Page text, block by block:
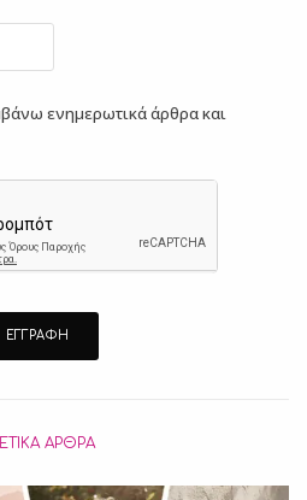
ενημερωτικά άρθρα και
ΆΡΘΡΑ